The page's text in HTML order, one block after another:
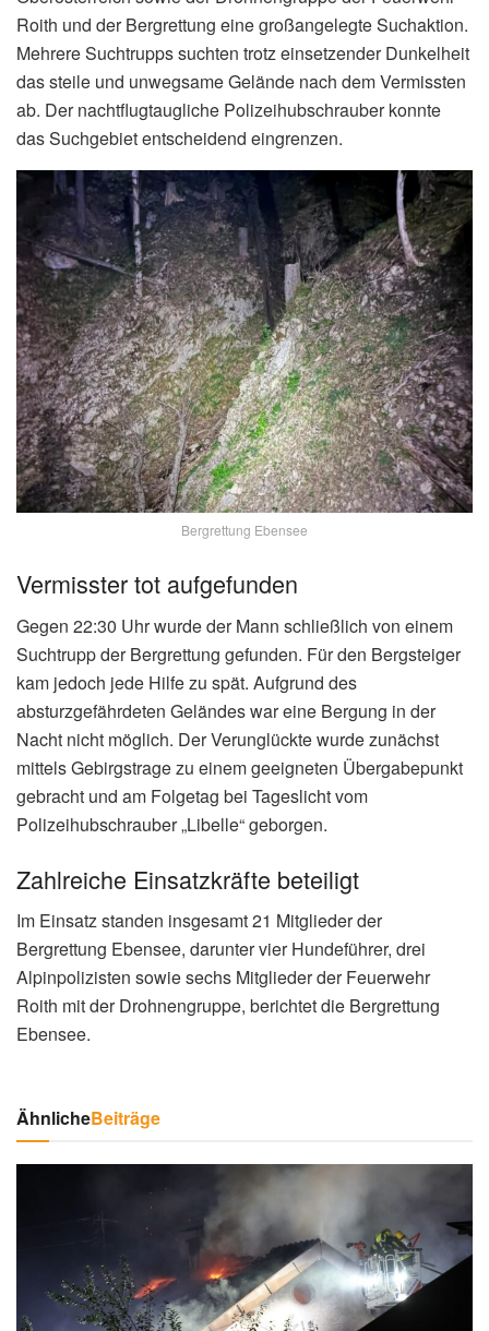
Roith und der Bergrettung eine großangelegte Suchaktion.
Mehrere Suchtrupps suchten trotz einsetzender Dunkelheit
das steile und unwegsame Gelände nach dem Vermissten
ab. Der nachtflugtaugliche Polizeihubschrauber konnte
das Suchgebiet entscheidend eingrenzen.
Bergrettung Ebensee
Vermisster tot aufgefunden
Gegen 22:30 Uhr wurde der Mann schließlich von einem
Suchtrupp der Bergrettung gefunden. Für den Bergsteiger
kam jedoch jede Hilfe zu spät. Aufgrund des
absturzgefährdeten Geländes war eine Bergung in der
Nacht nicht möglich. Der Verunglückte wurde zunächst
mittels Gebirgstrage zu einem geeigneten Übergabepunkt
gebracht und am Folgetag bei Tageslicht vom
Polizeihubschrauber „Libelle“ geborgen.
Zahlreiche Einsatzkräfte beteiligt
Im Einsatz standen insgesamt 21 Mitglieder der
Bergrettung Ebensee, darunter vier Hundeführer, drei
Alpinpolizisten sowie sechs Mitglieder der Feuerwehr
Roith mit der Drohnengruppe, berichtet die Bergrettung
Ebensee.
ÄhnlicheBeiträge